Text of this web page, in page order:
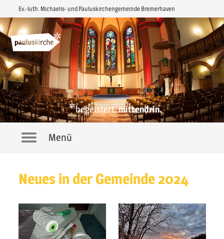
Ev.-luth. Michaelis- und Pauluskirchengemeinde Bremerhaven
*begeistert.mittendrin.
NavigationMenü
Neues in der Gemeinde 2024